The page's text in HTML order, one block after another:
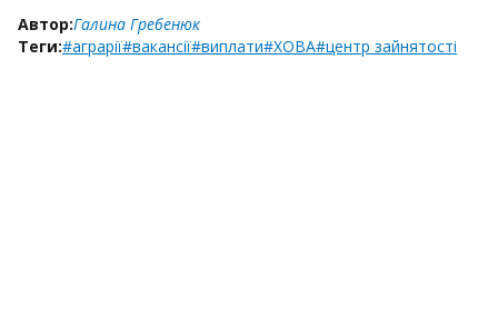
Автор:Галина Гребенюк
Теги:#аграрії#вакансії#виплати#ХОВА#центр зайнятості